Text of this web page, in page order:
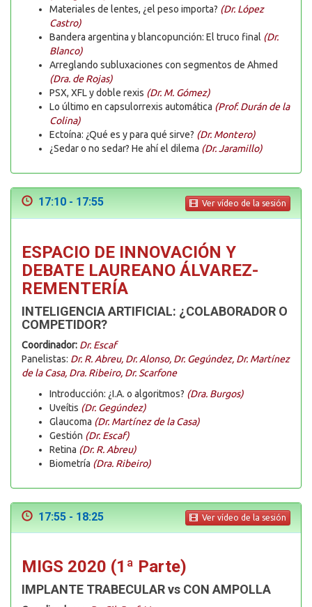
Materiales de lentes, ¿el peso importa? (Dr. López
Castro)
Bandera argentina y blancopunción: El truco final (Dr.
Blanco)
Arreglando subluxaciones con segmentos de Ahmed
(Dra. de Rojas)
PSX, XFL y doble rexis (Dr. M. Gómez)
Lo último en capsulorrexis automática (Prof. Durán de la
Colina)
Ectoína: ¿Qué es y para qué sirve? (Dr. Montero)
¿Sedar o no sedar? He ahí el dilema (Dr. Jaramillo)
17:10 - 17:55 Ver vídeo de la sesión
ESPACIO DE INNOVACIÓN Y
DEBATE LAUREANO ÁLVAREZ-
REMENTERÍA
INTELIGENCIA ARTIFICIAL: ¿COLABORADOR O
COMPETIDOR?
Coordinador: Dr. Escaf
Panelistas: Dr. R. Abreu, Dr. Alonso, Dr. Gegúndez, Dr. Martínez
de la Casa, Dra. Ribeiro, Dr. Scarfone
Introducción: ¿I.A. o algoritmos? (Dra. Burgos)
Uveítis (Dr. Gegúndez)
Glaucoma (Dr. Martínez de la Casa)
Gestión (Dr. Escaf)
Retina (Dr. R. Abreu)
Biometría (Dra. Ribeiro)
17:55 - 18:25 Ver vídeo de la sesión
MIGS 2020 (1ª Parte)
IMPLANTE TRABECULAR vs CON AMPOLLA